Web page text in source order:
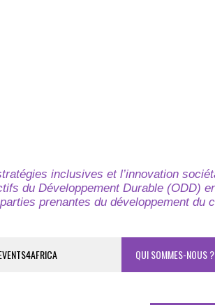
inclusives et l’innovation
du Développement Durable (ODD)
prenantes du développement du
QUI SOMMES-NOUS ?